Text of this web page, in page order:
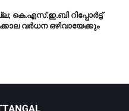
കെ.എസ്.ഇ.ബി റിപ്പോർട്ട്
വർധന ഒഴിവായേക്കും